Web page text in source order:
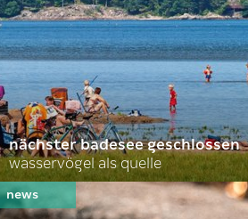
nächster badesee geschlossen
wasservögel als quelle